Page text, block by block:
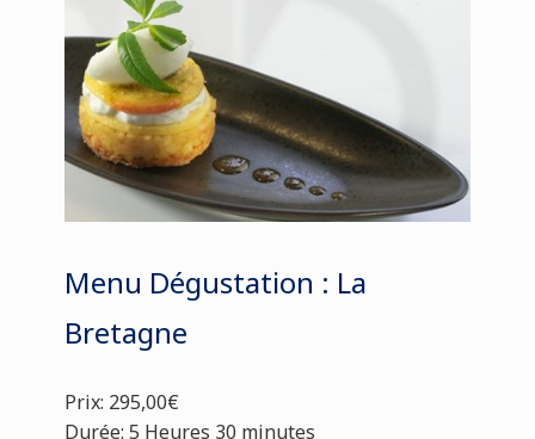
Menu Dégustation : La
Bretagne
Prix: 295,00€
Durée: 5 Heures 30 minutes